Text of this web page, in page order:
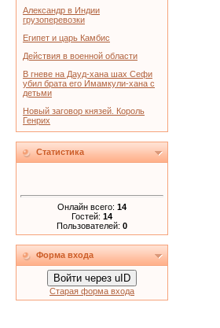
Александр в Индии
грузоперевозки
Египет и царь Камбис
Действия в военной области
В гневе на Дауд-хана шах Сефи
убил брата его Имамкули-хана с
детьми
Новый заговор князей. Король
Генрих
Статистика
Онлайн всего: 14
Гостей: 14
Пользователей: 0
Форма входа
Войти через uID
Старая форма входа